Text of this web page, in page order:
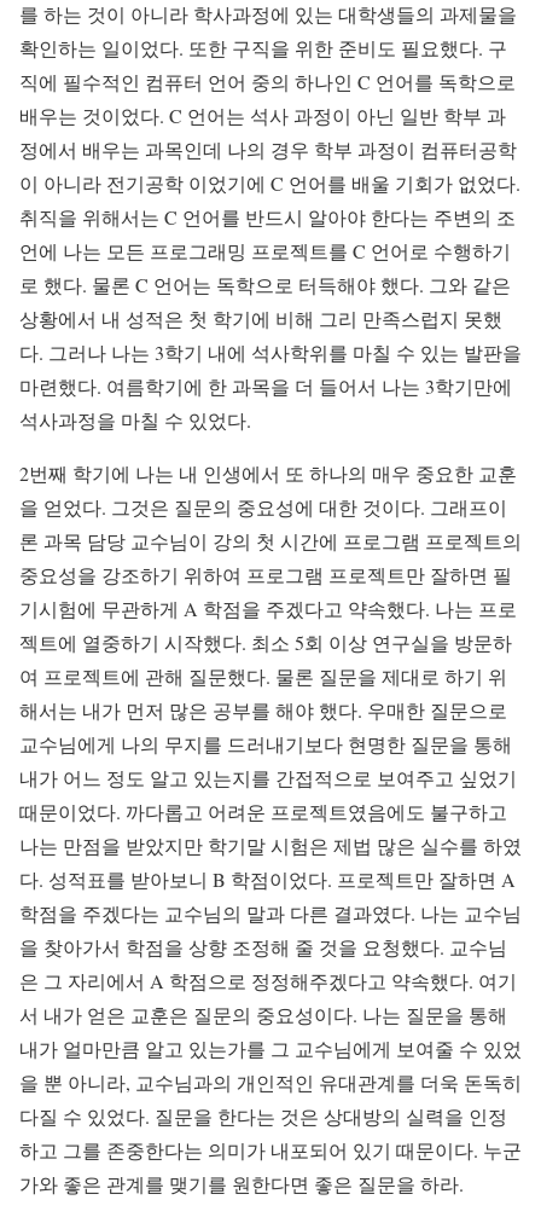
를 하는 것이 아니라 학사과정에 있는 대학생들의 과제물을
확인하는 일이었다. 또한 구직을 위한 준비도 필요했다. 구
직에 필수적인 컴퓨터 언어 중의 하나인 C 언어를 독학으로
배우는 것이었다. C 언어는 석사 과정이 아닌 일반 학부 과
정에서 배우는 과목인데 나의 경우 학부 과정이 컴퓨터공학
이 아니라 전기공학 이었기에 C 언어를 배울 기회가 없었다.
취직을 위해서는 C 언어를 반드시 알아야 한다는 주변의 조
언에 나는 모든 프로그래밍 프로젝트를 C 언어로 수행하기
로 했다. 물론 C 언어는 독학으로 터득해야 했다. 그와 같은
상황에서 내 성적은 첫 학기에 비해 그리 만족스럽지 못했
다. 그러나 나는 3학기 내에 석사학위를 마칠 수 있는 발판을
마련했다. 여름학기에 한 과목을 더 들어서 나는 3학기만에
석사과정을 마칠 수 있었다.
2번째 학기에 나는 내 인생에서 또 하나의 매우 중요한 교훈
을 얻었다. 그것은 질문의 중요성에 대한 것이다. 그래프이
론 과목 담당 교수님이 강의 첫 시간에 프로그램 프로젝트의
중요성을 강조하기 위하여 프로그램 프로젝트만 잘하면 필
기시험에 무관하게 A 학점을 주겠다고 약속했다. 나는 프로
젝트에 열중하기 시작했다. 최소 5회 이상 연구실을 방문하
여 프로젝트에 관해 질문했다. 물론 질문을 제대로 하기 위
해서는 내가 먼저 많은 공부를 해야 했다. 우매한 질문으로
교수님에게 나의 무지를 드러내기보다 현명한 질문을 통해
내가 어느 정도 알고 있는지를 간접적으로 보여주고 싶었기
때문이었다. 까다롭고 어려운 프로젝트였음에도 불구하고
나는 만점을 받았지만 학기말 시험은 제법 많은 실수를 하였
다. 성적표를 받아보니 B 학점이었다. 프로젝트만 잘하면 A
학점을 주겠다는 교수님의 말과 다른 결과였다. 나는 교수님
을 찾아가서 학점을 상향 조정해 줄 것을 요청했다. 교수님
은 그 자리에서 A 학점으로 정정해주겠다고 약속했다. 여기
서 내가 얻은 교훈은 질문의 중요성이다. 나는 질문을 통해
내가 얼마만큼 알고 있는가를 그 교수님에게 보여줄 수 있었
을 뿐 아니라, 교수님과의 개인적인 유대관계를 더욱 돈독히
다질 수 있었다. 질문을 한다는 것은 상대방의 실력을 인정
하고 그를 존중한다는 의미가 내포되어 있기 때문이다. 누군
가와 좋은 관계를 맺기를 원한다면 좋은 질문을 하라.